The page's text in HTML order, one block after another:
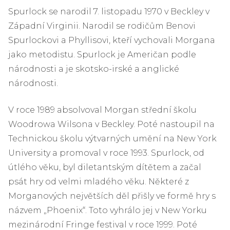
Spurlock se narodil 7. listopadu 1970 v Beckley v
Západní Virginii. Narodil se rodičům Benovi
Spurlockovi a Phyllisovi, kteří vychovali Morgana
jako metodistu. Spurlock je Američan podle
národnosti a je skotsko-irské a anglické
národnosti.
V roce 1989 absolvoval Morgan střední školu
Woodrowa Wilsona v Beckley. Poté nastoupil na
Technickou školu výtvarných umění na New York
University a promoval v roce 1993. Spurlock, od
útlého věku, byl diletantským dítětem a začal
psát hry od velmi mladého věku. Některé z
Morganových největších děl přišly ve formě hry s
názvem „Phoenix“. Toto vyhrálo jej v New Yorku
mezinárodní Fringe festival v roce 1999. Poté